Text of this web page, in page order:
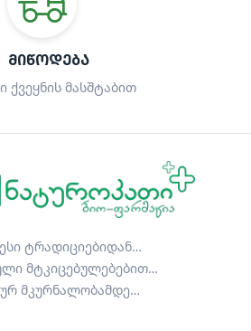
ᲛᲘᲬᲝᲓᲔᲑᲐ
ქვეყნის მასშტაბით
ტრადიციებიდან…
მტკიცებულებებით…
მკურნალობამდე…